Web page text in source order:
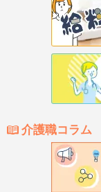
介護職コラム